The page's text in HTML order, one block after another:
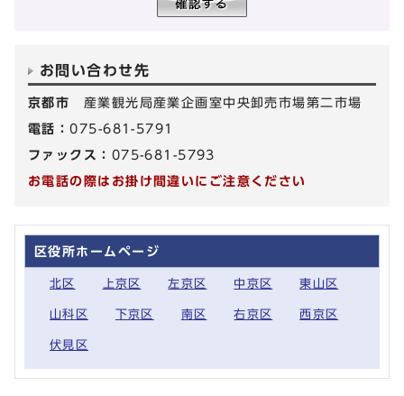
お問い合わせ先
京都市 産業観光局産業企画室中央卸売市場第二市場
電話：075-681-5791
ファックス： 075-681-5793
お電話の際はお掛け間違いにご注意ください
区役所ホームページ
北区 上京区 左京区 中京区 東山区
山科区 下京区 南区 右京区 西京区
伏見区